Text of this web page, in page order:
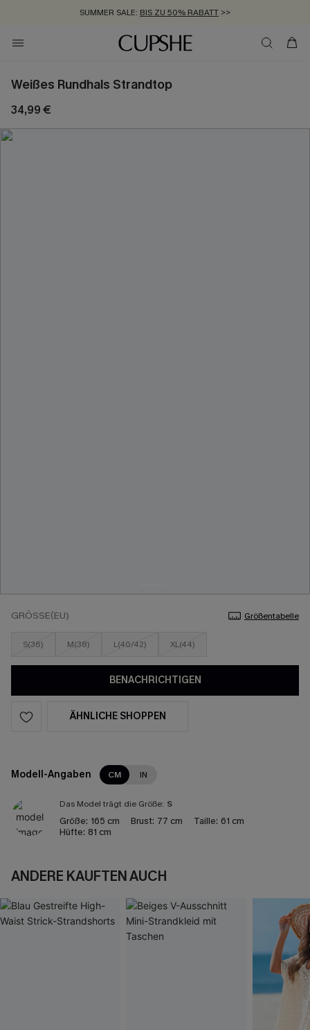
SUMMER SALE: BIS ZU 50% RABATT >>
ZUM NEWSLETTER:BIS ZU -20% EXTRA ERHALTEN
KOSTENLOSER VERSAND AB 89 €
Weißes Rundhals Strandtop
34,99 €
GRÖSSE(EU) Größentabelle
S(36) M(38) L(40/42) XL(44)
BENACHRICHTIGEN
ÄHNLICHE SHOPPEN
Modell-Angaben CM IN
Das Model trägt die Größe: S
Größe: 165 cm Brust: 77 cm Taille: 61 cm
Hüfte: 81 cm
ANDERE KAUFTEN AUCH